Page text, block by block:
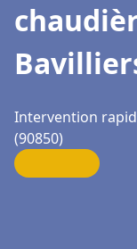
Intervention
(90850)